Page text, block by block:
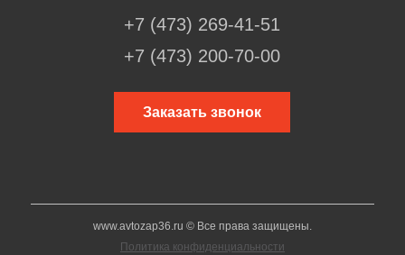
+7 (473) 269-41-51
+7 (473) 200-70-00
Заказать звонок
www.avtozap36.ru © Все права защищены.
Политика конфиденциальности